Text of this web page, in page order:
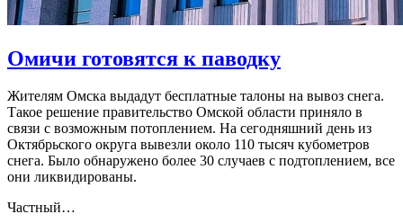
Омичи готовятся к паводку
Жителям Омска выдадут бесплатные талоны на вывоз снега.
Такое решение правительство Омской области приняло в
связи с возможным потоплением. На сегодняшний день из
Октябрьского округа вывезли около 110 тысяч кубометров
снега. Было обнаружено более 30 случаев с подтоплением, все
они ликвидированы.
Частный…